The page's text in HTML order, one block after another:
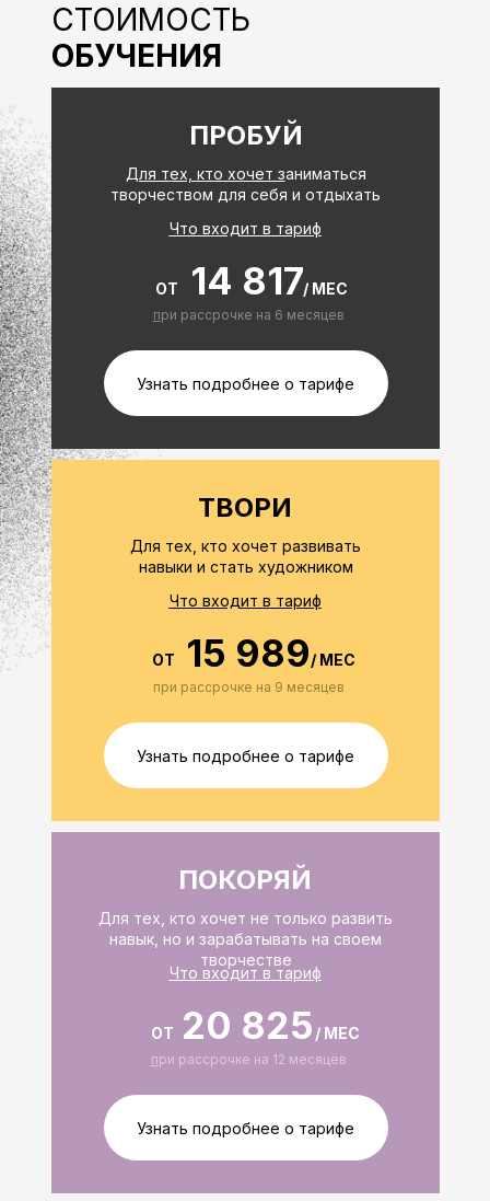
СТОИМОСТЬ
ОБУЧЕНИЯ
Для тех, кто хочет заниматься
творчеством для себя и отдыхать
Что входит в тариф
14 817/ МЕС
ОТ
Узнать подробнее о тарифе
15 989/ МЕС
ОТ
Узнать подробнее о тарифе
Для тех, кто хочет не только развить
навык, но и зарабатывать на своем
творчестве
Что входит в тариф
20 825 / МЕС
ОТ
Узнать подробнее о тарифе
Для тех, кто хочет развивать
навыки и стать художником
Что входит в тариф
при рассрочке на 6 месяцев
при рассрочке на 12 месяцев
при рассрочке на 9 месяцев
ПРОБУЙ
ТВОРИ
ПОКОРЯЙ